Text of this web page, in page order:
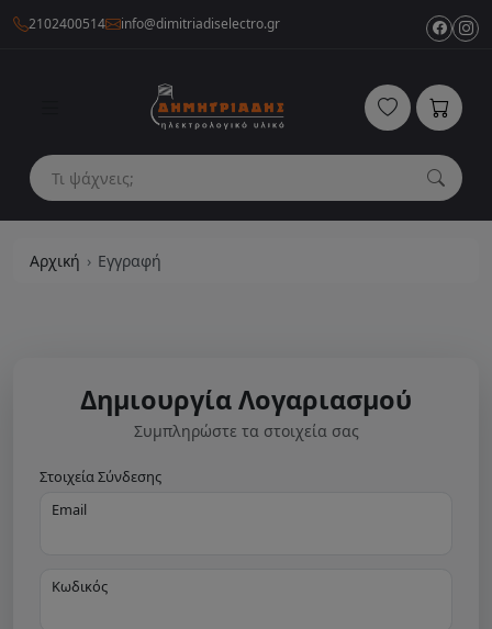
2102400514 info@dimitriadiselectro.gr
Αρχική Εγγραφή
Δημιουργία Λογαριασμού
Συμπληρώστε τα στοιχεία σας
Στοιχεία Σύνδεσης
Email
Κωδικός